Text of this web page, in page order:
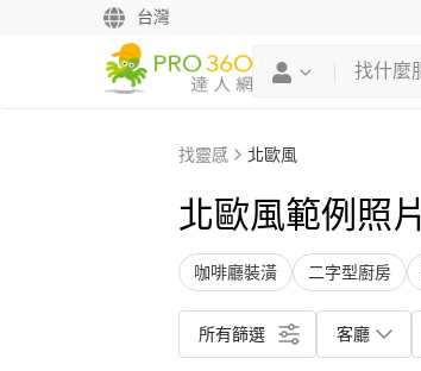
台灣
找靈感 北歐風
北歐風範例照片
咖啡廳裝潢 二字型廚房
所有篩選 客廳